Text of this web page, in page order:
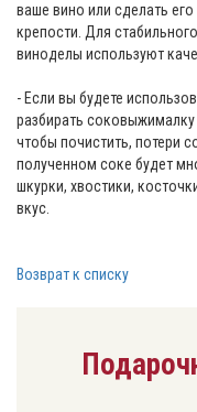
ваше вино или сделать
крепости. Для
виноделы используют
- Если вы будете
разбирать
чтобы почистить, потери
полученном соке будет
шкурки, хвостики,
вкус.
Возврат к списку